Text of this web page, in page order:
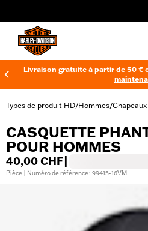
Livraison gratuite à partir de 50 €
Types de produit HD/Hommes/
CASQUETTE
POUR HOMMES
40,00 CHF
Pièce | Numéro de référence : 99415-16VM